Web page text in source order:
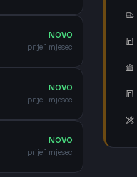
NOVO
prije 1 mjesec
NOVO
prije 1 mjesec
NOVO
prije 1 mjesec